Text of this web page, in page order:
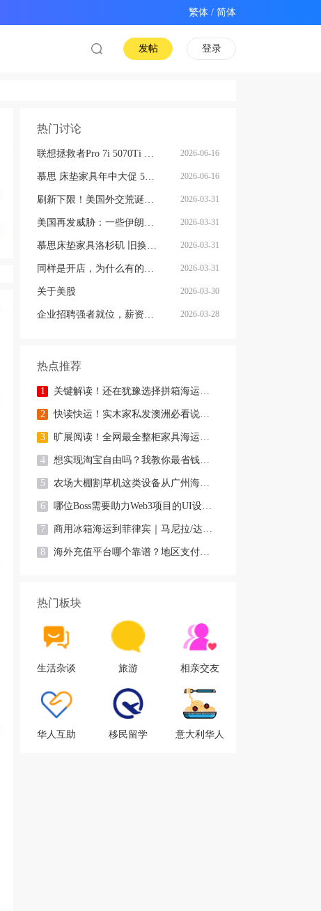
/
登录
发帖
热门讨论
2026-06-16
联想拯救者Pro 7i 5070Ti 50% off 折扣码
2026-06-16
慕思 床垫家具年中大促 5 折封顶！一年仅一次的抄底价福利
2026-03-31
刷新下限！美国外交荒诞一幕，令人哗然
2026-03-31
美国再发威胁：一些伊朗前**欺骗了美国，因此“已不在人世”
2026-03-31
慕思床垫家具洛杉矶 旧换新开启！旧家具免费清运 抵钱换新！
2026-03-31
同样是开店，为什么有的店生意越做越轻松？
2026-03-30
关于美股
2026-03-28
企业招聘强者就位，薪资好商量
热点推荐
1 关键解读！还在犹豫选择拼箱海运澳洲or整柜海运悉尼墨尔本的朋友
2 快读快运！实木家私发澳洲必看说明这类家具熏蒸杀毒再可海运布里
3 旷展阅读！全网最全整柜家具海运马来西亚怡保的保姆式海运攻略！
4 想实现淘宝自由吗？我教你最省钱，最方便的方法
5 农场大棚割草机这类设备从广州海运到澳洲堪培拉过海关需要提供什
6 哪位Boss需要助力Web3项目的UI设计，或qian
7 商用冰箱海运到菲律宾｜马尼拉/达沃双清到门专线
8 海外充值平台哪个靠谱？地区支付限制实在太折磨人
热门板块
生活杂谈 旅游 相亲交友
华人互助 移民留学 意大利华人